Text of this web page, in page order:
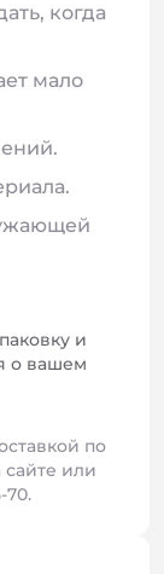
когда
мало
и
о вашем
по
или
70.